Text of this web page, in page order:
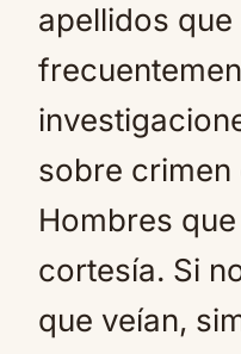
apellidos
sobre
Hombres
cortesía. Si
que veían,